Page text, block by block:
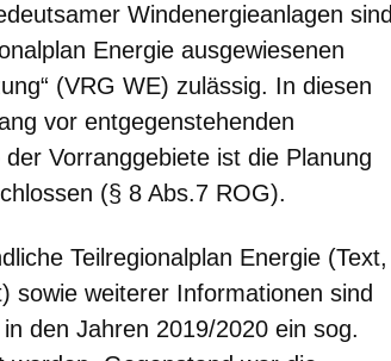
Windenergieanlagen sind
Energie ausgewiesenen
(VRG WE) zulässig. In diesen
vor entgegenstehenden
Vorranggebiete ist die Planung
(§ 8 Abs.7 ROG).
Teilregionalplan Energie (Text,
sowie weiterer Informationen sind
den Jahren 2019/2020 ein sog.